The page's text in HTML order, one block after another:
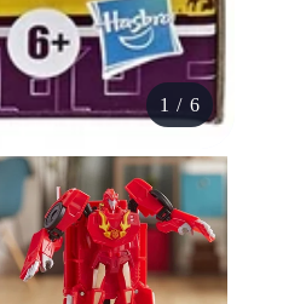
1 / 6